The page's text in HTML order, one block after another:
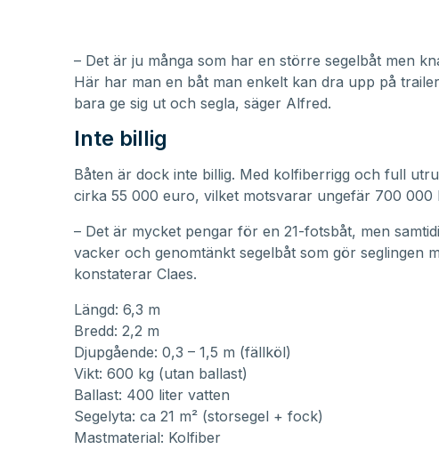
– Det är ju många som har en större segelbåt men
Här har man en båt man enkelt kan dra upp på
bara ge sig ut och segla, säger Alfred.
Inte billig
Båten är dock inte billig. Med kolfiberrigg och full
cirka 55 000 euro, vilket motsvarar ungefär 700 000
– Det är mycket pengar för en 21-fotsbåt, men
vacker och genomtänkt segelbåt som gör seglingen
konstaterar Claes.
Längd: 6,3 m
Bredd: 2,2 m
Djupgående: 0,3 – 1,5 m (fällköl)
Vikt: 600 kg (utan ballast)
Ballast: 400 liter vatten
Segelyta: ca 21 m² (storsegel + fock)
Mastmaterial: Kolfiber